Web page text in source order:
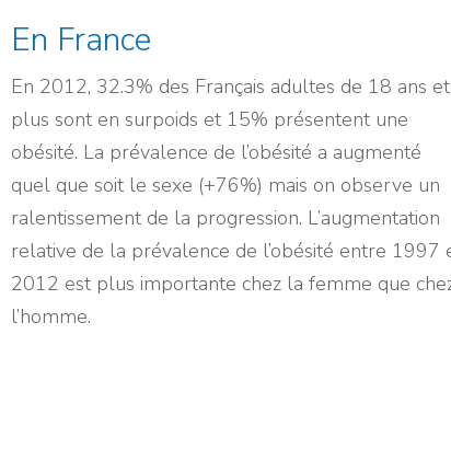
En France
En 2012, 32.3% des Français adultes de 18 ans et
plus sont en surpoids et 15% présentent une
obésité. La prévalence de l’obésité a augmenté
quel que soit le sexe (+76%) mais on observe un
ralentissement de la progression. L’augmentation
relative de la prévalence de l’obésité entre 1997
2012 est plus importante chez la femme que
l’homme.